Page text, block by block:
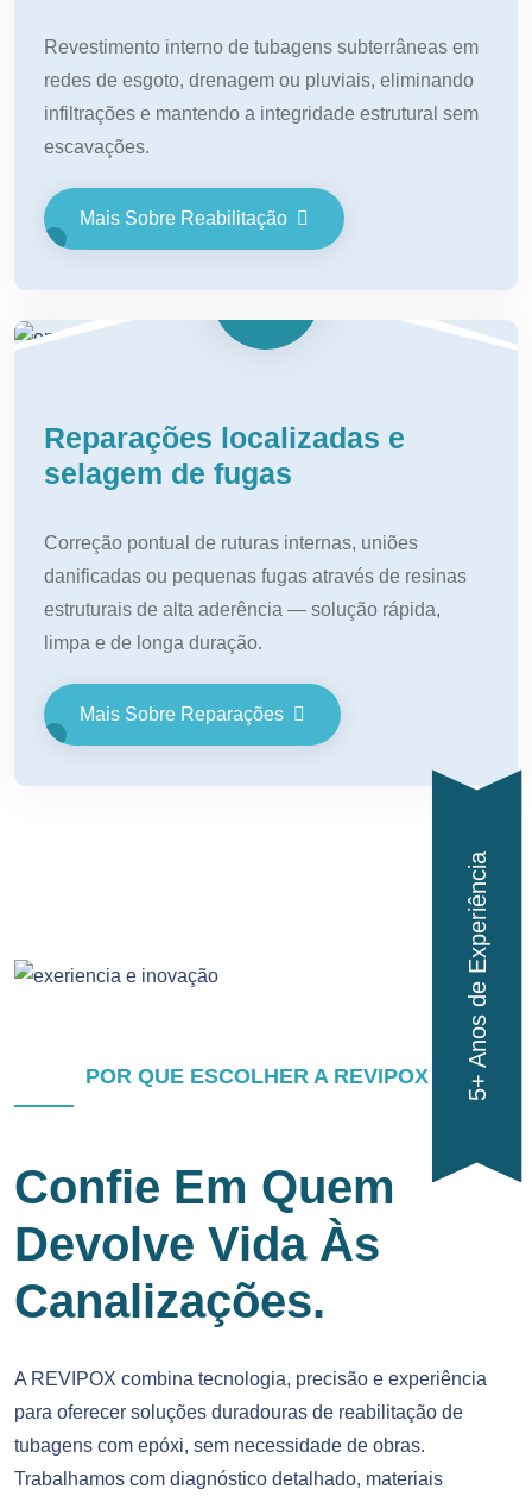
Revestimento interno de tubagens subterrâneas em
redes de esgoto, drenagem ou pluviais, eliminando
infiltrações e mantendo a integridade estrutural sem
escavações.
Mais Sobre Reabilitação
Reparações localizadas e
selagem de fugas
Correção pontual de ruturas internas, uniões
danificadas ou pequenas fugas através de resinas
estruturais de alta aderência — solução rápida,
limpa e de longa duração.
Mais Sobre Reparações
5+ Anos de Experiência
POR QUE ESCOLHER A REVIPOX
Confie Em Quem
Devolve Vida Às
Canalizações.
A REVIPOX combina tecnologia, precisão e experiência
para oferecer soluções duradouras de reabilitação de
tubagens com epóxi, sem necessidade de obras.
Trabalhamos com diagnóstico detalhado, materiais